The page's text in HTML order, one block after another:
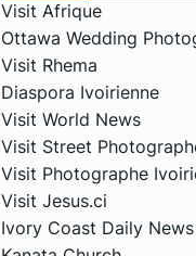
Visit Afrique
Ottawa Wedding
Visit Rhema
Diaspora Ivoirienne
Visit World News
Visit Street
Visit Photographe
Visit Jesus.ci
Ivory Coast Daily News